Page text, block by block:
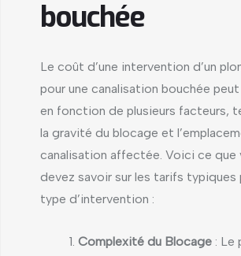
bouchée
Le coût d’une intervention d’un
pour une canalisation bouchée
en fonction de plusieurs facteurs,
la gravité du blocage et
canalisation affectée. Voici ce que
devez savoir sur les tarifs typiques
type d’intervention :
Complexité du Blocage : Le